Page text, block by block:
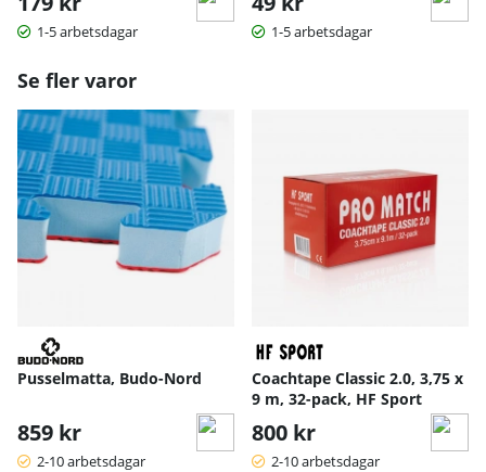
1-5 arbetsdagar 1-5 arbetsdagar
Se fler varor
Pusselmatta, Budo-Nord
859 kr
2-10 arbetsdagar
Coachtape Classic 2.0, 3,75 x
9 m, 32-pack, HF Sport
800 kr
2-10 arbetsdagar